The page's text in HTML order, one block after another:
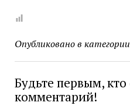
Опубликовано в категории
Будьте первым, кто
комментарий!